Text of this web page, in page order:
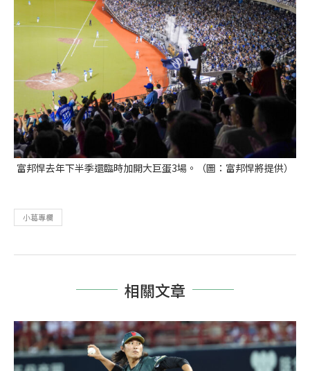
富邦悍去年下半季還臨時加開大巨蛋3場。（圖：富邦悍將提供）
小葛專欄
相關文章